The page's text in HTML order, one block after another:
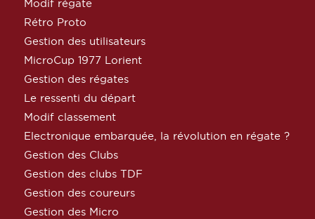
Modif régate
Rétro Proto
Gestion des utilisateurs
MicroCup 1977 Lorient
Gestion des régates
Le ressenti du départ
Modif classement
Electronique embarquée, la révolution en régate ?
Gestion des Clubs
Gestion des clubs TDF
Gestion des coureurs
Gestion des Micro